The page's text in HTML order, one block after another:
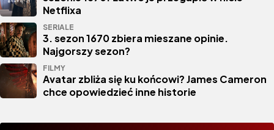
Netflixa
SERIALE
3. sezon 1670 zbiera mieszane opinie.
Najgorszy sezon?
FILMY
Avatar zbliża się ku końcowi? James Cameron
chce opowiedzieć inne historie